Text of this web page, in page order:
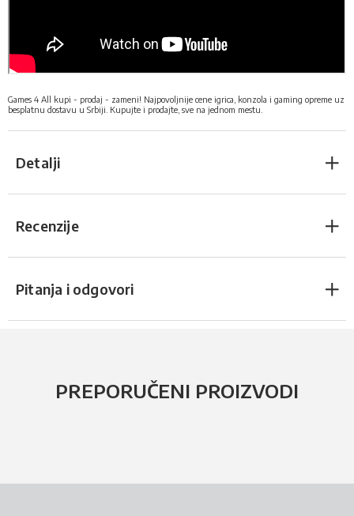
Games 4 All kupi - prodaj - zameni! Najpovoljnije cene igrica, konzola i gaming opreme uz
besplatnu dostavu u Srbiji. Kupujte i prodajte, sve na jednom mestu.
Detalji
Recenzije
Pitanja i odgovori
PREPORUČENI PROIZVODI